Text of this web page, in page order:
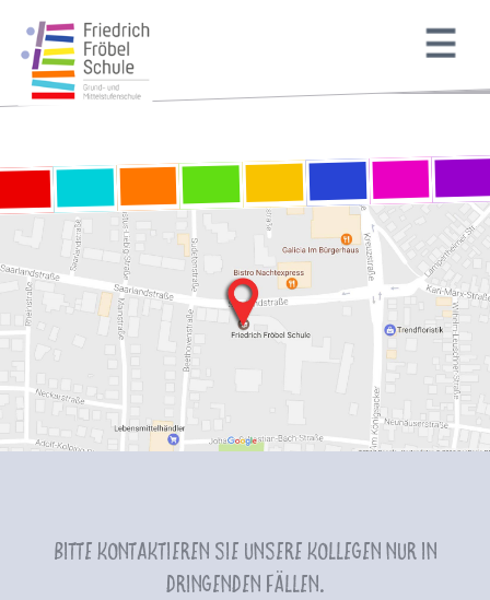
Bitte kontaktieren Sie unsere Kollegen nur in
dringenden Fällen.